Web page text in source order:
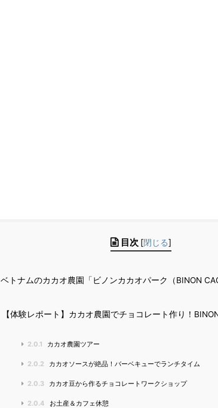
目次 [閉じる]
ベトナムのカカオ農園「ビノンカカオパーク（BINON
【体験レポート】カカオ農園でチョコレート作り！
2.0.1 カカオ農園ツアー
2.0.2 カカオソースが絶品！バーベキューでランチタイム
2.0.3 カカオ豆から作るチョコレートワークショップ
2.0.4 お土産＆カフェ休憩